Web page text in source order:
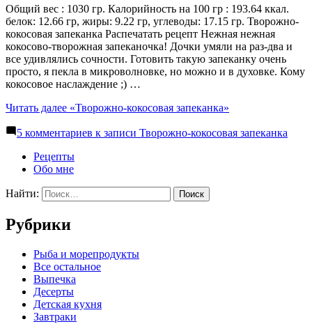
Общий вес : 1030 гр. Калорийность на 100 гр : 193.64 ккал.
белок: 12.66 гр, жиры: 9.22 гр, углеводы: 17.15 гр. Творожно-
кокосовая запеканка Распечатать рецепт Нежная нежная
кокосово-творожная запеканочка! Дочки умяли на раз-два и
все удивлялись сочности. Готовить такую запеканку очень
просто, я пекла в микроволновке, но можно и в духовке. Кому
кокосовое наслаждение ;) …
Читать далее «Творожно-кокосовая запеканка»
5 комментариев к записи Творожно-кокосовая запеканка
Рецепты
Обо мне
Найти:
Рубрики
Pыба и морепродукты
Все остальное
Выпечка
Десерты
Детская кухня
Завтраки